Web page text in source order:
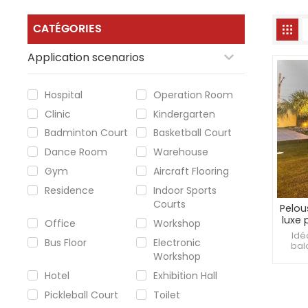
CATÉGORIES
Application scenarios
Hospital
Operation Room
Clinic
Kindergarten
Badminton Court
Basketball Court
Dance Room
Warehouse
Gym
Aircraft Flooring
Residence
Indoor Sports
Courts
Office
Workshop
Bus Floor
Electronic
Workshop
Hotel
Exhibition Hall
Pickleball Court
Toilet
luxe